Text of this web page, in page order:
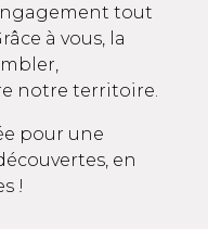
tout
à vous, la
notre territoire.
pour une
en
!